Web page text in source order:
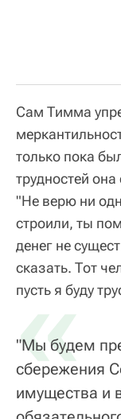
Сам Тимма
только пока
трудностей
"Не верю ни
строили, ты
денег не
сказать. Тот
пусть я буду
«
"Мы будем
сбережения
имущества и